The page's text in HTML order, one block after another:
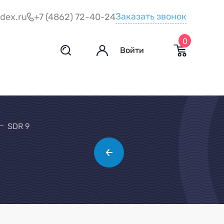
+7 (4862) 72-40-24Заказать звонок
Войти
0
SDR 9